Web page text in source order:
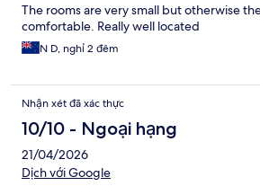
The rooms are very small but otherwise
comfortable. Really well located
N D, nghỉ 2 đêm
Nhận xét đã xác thực
10/10 - Ngoại hạng
21/04/2026
Dịch với Google